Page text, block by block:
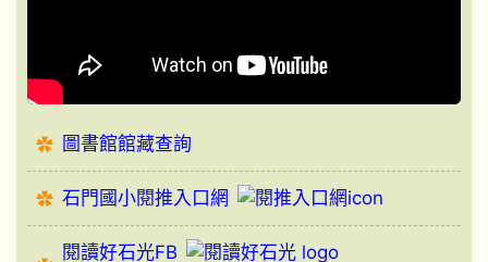
圖書館館藏查詢
石門國小閱推入口網
閱讀好石光FB